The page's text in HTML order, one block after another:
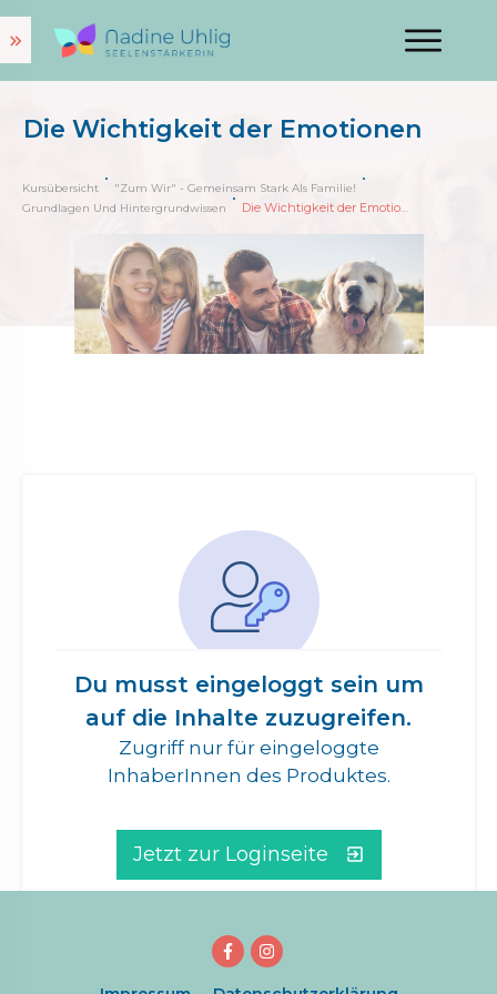
Die Wichtigkeit der Emotionen
Kursübersicht
"Zum Wir" - Gemeinsam Stark Als Familie!
Grundlagen Und Hintergrundwissen
Die Wichtigkeit der Emotionen
Du musst eingeloggt sein um
auf die Inhalte zuzugreifen.
Zugriff nur für eingeloggte
InhaberInnen des Produktes.
Jetzt zur Loginseite